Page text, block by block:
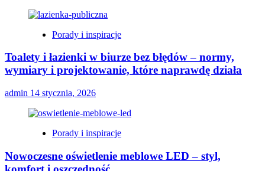
Porady i inspiracje
Toalety i łazienki w biurze bez błędów – normy,
wymiary i projektowanie, które naprawdę działa
admin 14 stycznia, 2026
Porady i inspiracje
Nowoczesne oświetlenie meblowe LED – styl,